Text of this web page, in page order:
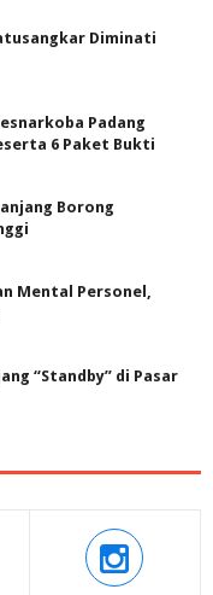
Diminati
Padang
6 Paket Bukti
Borong
Mental Personel,
“Standby” di Pasar